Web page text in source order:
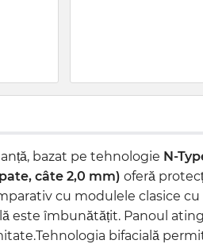
bazat pe tehnologie N-
câte 2,0 mm) oferă
cu modulele clasice
este îmbunătățit. Panoul
bifacială